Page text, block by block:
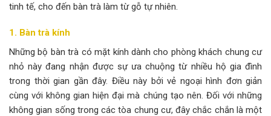
tinh tế, cho đến bàn trà làm từ gỗ tự nhiên.
1. Bàn trà kính
Những bộ bàn trà có mặt kính dành cho phòng khách chung cư
nhỏ này đang nhận được sự ưa chuộng từ nhiều hộ gia đình
trong thời gian gần đây. Điều này bởi vẻ ngoại hình đơn giản
cùng với không gian hiện đại mà chúng tạo nên. Đối với những
không gian sống trong các tòa chung cư, đây chắc chắn là một